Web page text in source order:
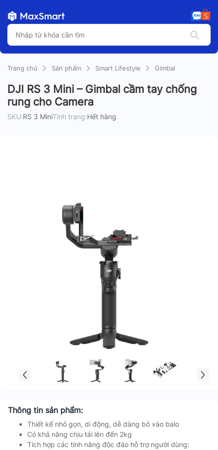
Trang chủ Sản phẩm Smart Lifestyle Gimbal
DJI RS 3 Mini – Gimbal cầm tay chống
rung cho Camera
SKU:RS 3 MiniTình trạng:Hết hàng
Thông tin sản phẩm:
Thiết kế nhỏ gọn, di động, dễ dàng bỏ vào balo
Có khả năng chịu tải lên đến 2kg
Tích hợp các tính năng độc đáo hỗ trợ người dùng: